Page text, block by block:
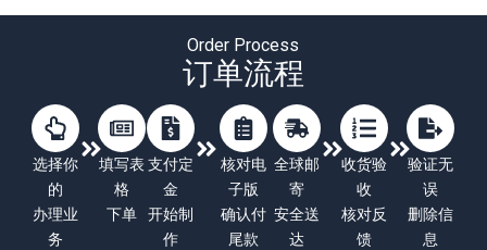
Order Process
订单流程
选择你
的
办理业
务
填写表
格
下单
支付定
金
开始制
作
核对电
子版
确认付
尾款
全球邮
寄
安全送
达
收货验
收
核对反
馈
验证无
误
删除信
息